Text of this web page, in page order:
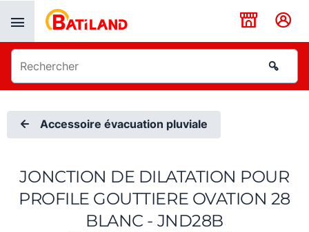
Accessoire évacuation pluviale
JONCTION DE DILATATION POUR
PROFILE GOUTTIERE OVATION 28
BLANC - JND28B
Panneau de gestion des cookies